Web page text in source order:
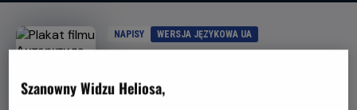
NAPISY WERSJA JĘZYKOWA UA
Gatunek
Dokumentalny
Szanowny Widzu Heliosa,